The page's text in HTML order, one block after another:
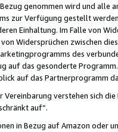
genommen wird und alle
zur Verfügung gestellt
Einhaltung. Im Falle von
Widersprüchen zwischen
des
auf das gesonderte
auf das Partnerprogramm
Vereinbarung verstehen sich
auf“.
in Bezug auf Amazon oder